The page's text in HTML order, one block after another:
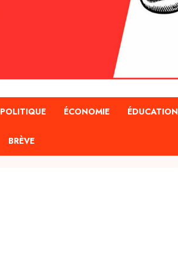
POLITIQUE ÉCONOMIE ÉDUCATION
BRÈVE